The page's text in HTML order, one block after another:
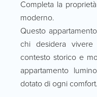
Completa la
moderno.
Questo
chi desidera
contesto storico e
appartamento
dotato di ogni comfort.